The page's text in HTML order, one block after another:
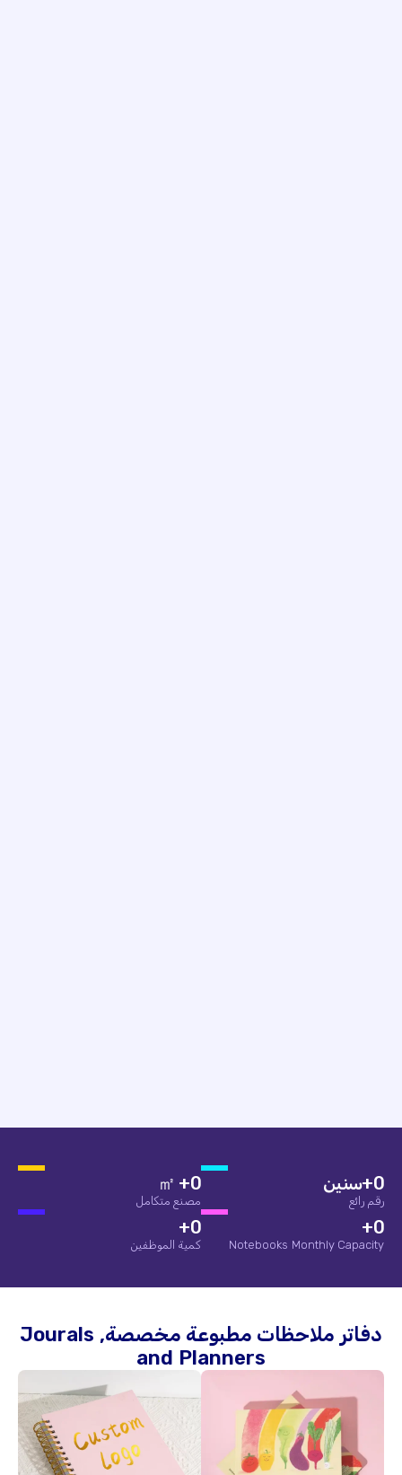
رقم رائع
0+سنين
مصنع متكامل
0
+ ㎡
Notebooks Monthly Capacity
0
+
كمية الموظفين
0
+
دفاتر ملاحظات مطبوعة مخصصة, Jourals
and Planners